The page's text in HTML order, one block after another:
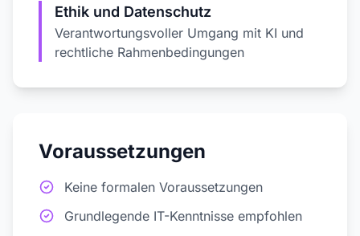
Ethik und Datenschutz
Verantwortungsvoller Umgang mit KI und
rechtliche Rahmenbedingungen
Voraussetzungen
Keine formalen Voraussetzungen
Grundlegende IT-Kenntnisse empfohlen